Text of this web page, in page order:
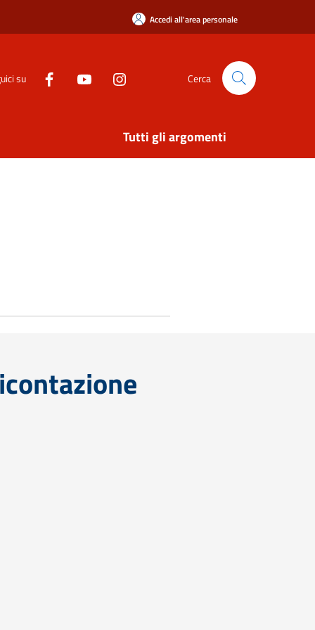
Accedi all'area personale
su Cerca
Tutti gli argomenti